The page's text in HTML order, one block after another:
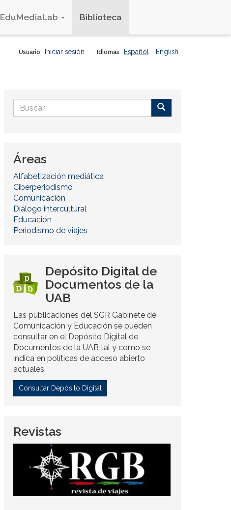
EduMediaLab Biblioteca
Idiomas Español English
Usuario Iniciar sesión
Formulario
de
Áreas
Alfabetización mediática
Ciberperiodismo
Comunicación
Diálogo intercultural
Educación
Periodismo de viajes
Depósito Digital de
Documentos de la
UAB
Las publicaciones del SGR Gabinete de
Comunicación y Educación se pueden
consultar en el Depósito Digital de
Documentos de la UAB tal y como se
indica en políticas de acceso abierto
actuales.
Consultar Depósito Digital
Revistas